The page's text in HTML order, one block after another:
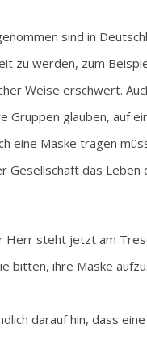
sind in
zu werden, zum
Weise erschwert.
Gruppen glauben, auf
eine Maske tragen
Gesellschaft das
Herr steht jetzt am
bitten, ihre Maske
darauf hin, dass